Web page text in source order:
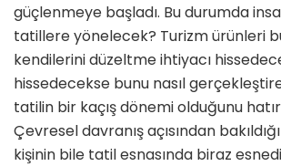
güçlen­meye başladı. Bu durumda
tatillere yönelecek? Turizm ürün­leri
kendilerini düzeltme ihtiyacı
hissedecekse bunu nasıl
tatilin bir kaçış dönemi olduğunu
Çevresel davranış açısından
kişinin bile tatil esnasında biraz